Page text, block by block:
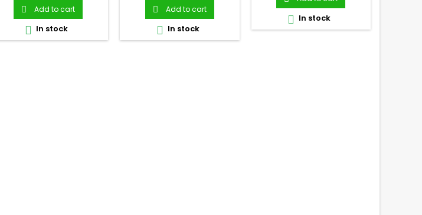
 Add to cart
 In stock
 Add to cart
 In stock
 In stock